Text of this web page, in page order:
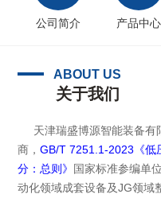
公司简介 产品中心
ABOUT US
关于我们
天津瑞盛博源智能装备有
商，GB/T 7251.1-2023《低
分：总则》 国家标准参编单
动化领域成套设备及JG领域